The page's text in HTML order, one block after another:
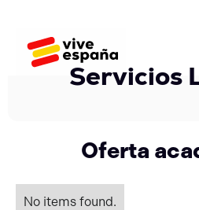
Servicios
Oferta
No items found.